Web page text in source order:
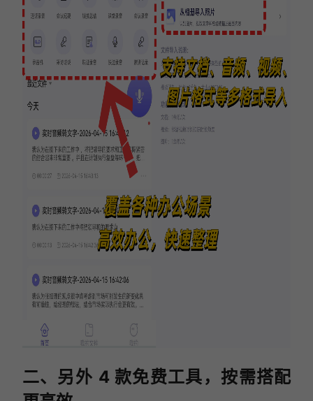
二、另外 4 款免费工具，按需搭配